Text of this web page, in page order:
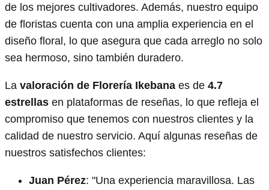
de los mejores cultivadores. Además, nuestro equipo
de floristas cuenta con una amplia experiencia en el
diseño floral, lo que asegura que cada arreglo no solo
sea hermoso, sino también duradero.
La valoración de Florería Ikebana es de 4.7
estrellas en plataformas de reseñas, lo que refleja el
compromiso que tenemos con nuestros clientes y la
calidad de nuestro servicio. Aquí algunas reseñas de
nuestros satisfechos clientes:
Juan Pérez: "Una experiencia maravillosa. Las